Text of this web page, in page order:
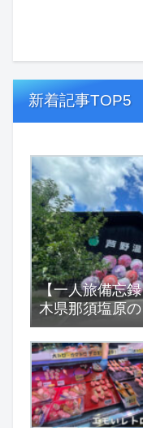
新着記事TOP5
【一人旅備忘
木県那須塩原の